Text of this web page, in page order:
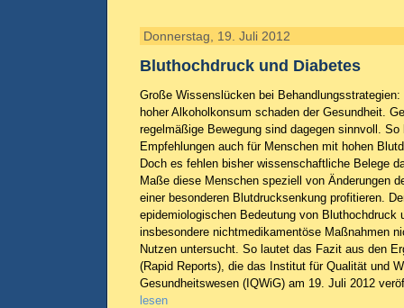
Donnerstag, 19. Juli 2012
Bluthochdruck und Diabetes
Große Wissenslücken bei
hoher Alkoholkonsum schaden der Gesundheit.
regelmäßige Bewegung sind dagegen sinnvoll.
Empfehlungen auch für Menschen mit hohen
Doch es fehlen bisher wissenschaftliche Belege
Maße diese Menschen speziell von Änderungen
einer besonderen Blutdrucksenkung profitieren.
epidemiologischen Bedeutung von Bluthochdruck
insbesondere nichtmedikamentöse Maßnahmen
Nutzen untersucht. So lautet das Fazit aus den
(Rapid Reports), die das Institut für Qualität und
Gesundheitswesen (IQWiG) am 19. Juli 2012
lesen